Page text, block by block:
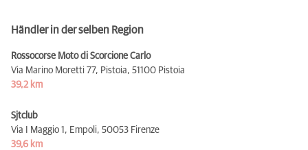
Händler in der selben Region
Rossocorse Moto di Scorcione Carlo
Via Marino Moretti 77, Pistoia, 51100 Pistoia
39,2 km
Sjtclub
Via I Maggio 1, Empoli, 50053 Firenze
39,6 km